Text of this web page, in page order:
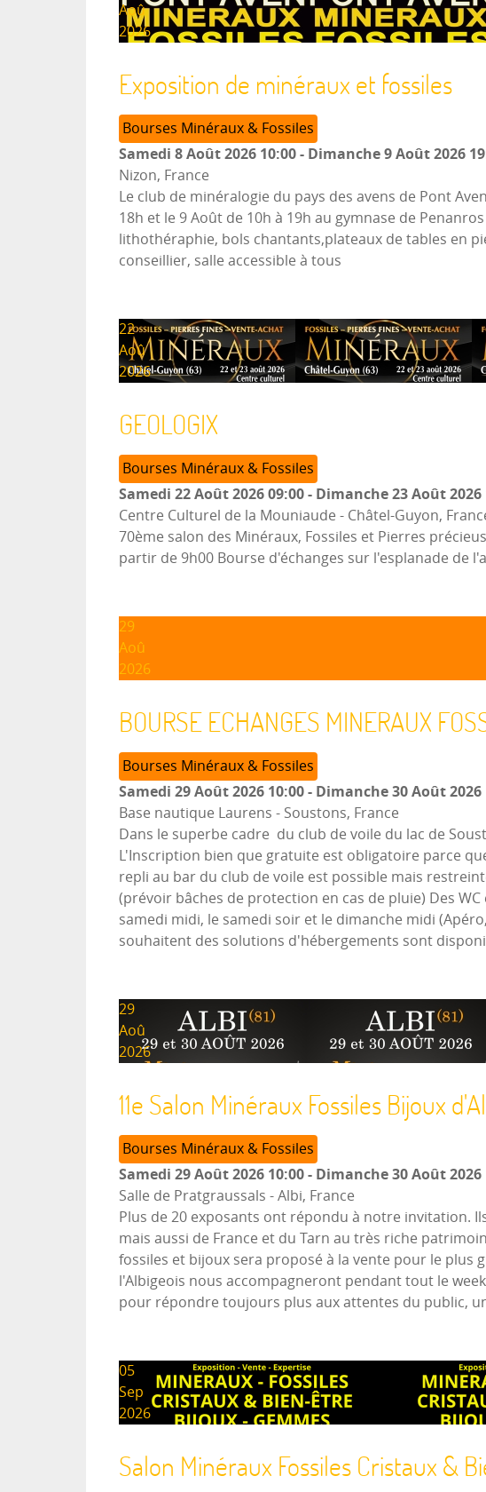
Aoû
2026
Exposition de minéraux et fossiles
Bourses Minéraux & Fossiles
Samedi 8 Août 2026 10:00- Dimanche 9 Août 2026
Nizon, France
Le club de minéralogie du pays des avens de Pont
18h et le 9 Août de 10h à 19h au gymnase de
lithothéraphie, bols chantants,plateaux de tables en
conseillier, salle accessible à tous
22
Aoû
2026
GEOLOGIX
Bourses Minéraux & Fossiles
Samedi 22 Août 202609:00- Dimanche 23 Août 2026
Centre Culturel de la Mouniaude - Châtel-Guyon,
70ème salon des Minéraux, Fossiles et Pierres
partir de 9h00 Bourse d'échanges sur l'esplanade de
29
Aoû
2026
BOURSE ECHANGES MINERAUX
Bourses Minéraux & Fossiles
Samedi 29 Août 2026 10:00- Dimanche 30 Août 2026
Base nautique Laurens - Soustons, France
Dans le superbe cadre du club de voile du lac de
L'Inscription bien que gratuite est obligatoire parce
repli au bar du club de voile est possible mais
(prévoir bâches de protection en cas de pluie) Des
samedi midi, le samedi soir et le dimanche midi
souhaitent des solutions d'hébergements sont
29
Aoû
2026
11e Salon Minéraux Fossiles Bijoux
Bourses Minéraux & Fossiles
Samedi 29 Août 2026 10:00- Dimanche 30 Août 2026
Salle de Pratgraussals - Albi, France
Plus de 20 exposants ont répondu à notre invitation.
mais aussi de France et du Tarn au très riche
fossiles et bijoux sera proposé à la vente pour le plus
l'Albigeois nous accompagneront pendant tout le
pour répondre toujours plus aux attentes du public,
05
Sep
2026
Salon Minéraux Fossiles Cristaux &